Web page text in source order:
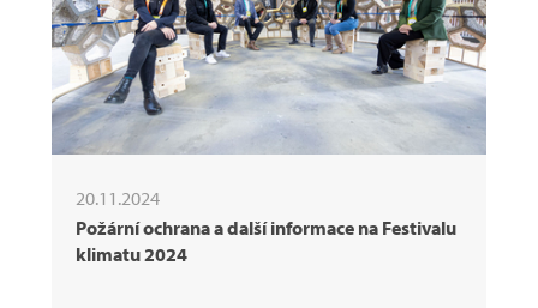
20.11.2024
Požární ochrana a další informace na Festivalu
klimatu 2024